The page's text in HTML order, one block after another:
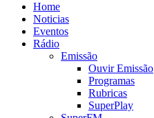
Home
Noticias
Eventos
Rádio
Emissão
Ouvir Emissão
Programas
Rubricas
SuperPlay